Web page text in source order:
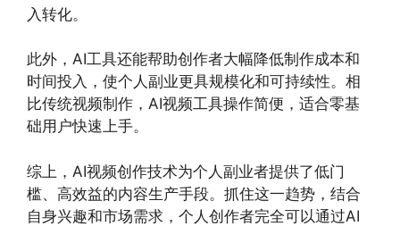
入转化。
此外，AI工具还能帮助创作者大幅降低制作成本和
时间投入，使个人副业更具规模化和可持续性。相
比传统视频制作，AI视频工具操作简便，适合零基
础用户快速上手。
综上，AI视频创作技术为个人副业者提供了低门
槛、高效益的内容生产手段。抓住这一趋势，结合
自身兴趣和市场需求，个人创作者完全可以通过AI